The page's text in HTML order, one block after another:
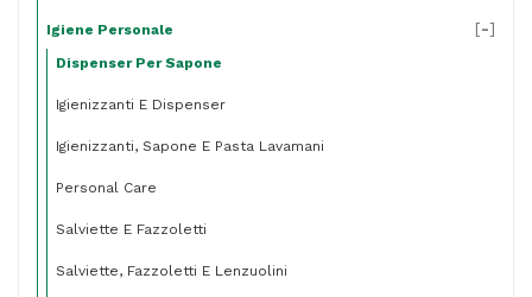
Igiene Personale
Dispenser Per Sapone
Igienizzanti E Dispenser
Igienizzanti, Sapone E Pasta Lavamani
Personal Care
Salviette E Fazzoletti
Salviette, Fazzoletti E Lenzuolini
[-]